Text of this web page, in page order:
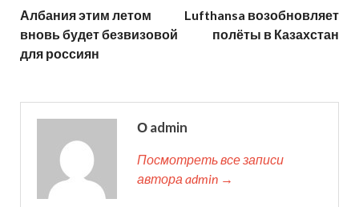
Албания этим летом
вновь будет безвизовой
для россиян
Lufthansa возобновляет
полёты в Казахстан
О admin
Посмотреть все записи
автора admin →